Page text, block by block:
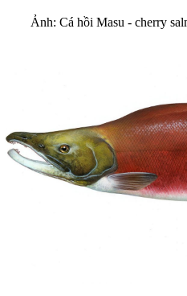
Ảnh: Cá hồi Masu - cherry